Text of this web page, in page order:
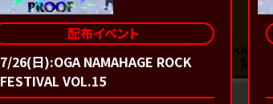
配布イベント
7/26(日):OGA NAMAHAGE ROCK
FESTIVAL VOL.15